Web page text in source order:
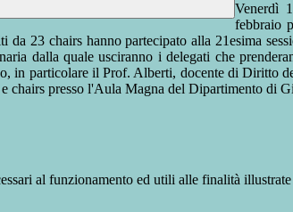
Venerdì
febbraio
23 chairs hanno partecipato alla 21esima
dalla quale usciranno i delegati che
in particolare il Prof. Alberti, docente di Diritto
chairs presso l'Aula Magna del Dipartimento di
al funzionamento ed utili alle finalità